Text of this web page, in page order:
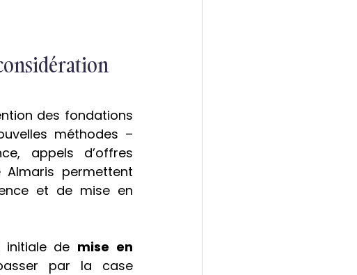
des fondations
méthodes –
appels d’offres
Almaris permettent
et de mise en
initiale de mise en
par la case